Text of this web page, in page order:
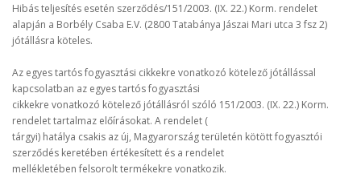
Hibás teljesítés esetén szerződés/151/2003. (IX. 22.) Korm. rendelet
alapján a Borbély Csaba E.V. (2800 Tatabánya Jászai Mari utca 3 fsz 2)
jótállásra köteles.
Az egyes tartós fogyasztási cikkekre vonatkozó kötelező jótállással
kapcsolatban az egyes tartós fogyasztási
cikkekre vonatkozó kötelező jótállásról szóló 151/2003. (IX. 22.) Korm.
rendelet tartalmaz előírásokat. A rendelet (
tárgyi) hatálya csakis az új, Magyarország területén kötött fogyasztói
szerződés keretében értékesített és a rendelet
mellékletében felsorolt termékekre vonatkozik.